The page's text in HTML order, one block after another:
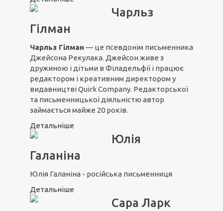
Чарльз
Гілман
Чарльз Гілман — це псевдонім письменника
Джейсона Рекулака. Джейсон живе з
дружиною і дітьми в Філадельфії і працює
редактором і креативним директором у
видавництві Quirk Company. Редакторської
та письменницької діяльністю автор
займається майже 20 років.
Детальніше
Юлія
Галаніна
Юлія Галаніна - російська письменниця
Детальніше
Сара Ларк